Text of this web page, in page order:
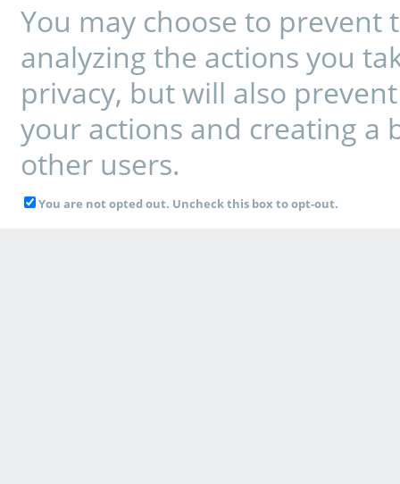
You may choose to
analyzing the actions you
privacy, but will also
your actions and creating a
other users.
You are not opted out. Uncheck this box to opt-out.